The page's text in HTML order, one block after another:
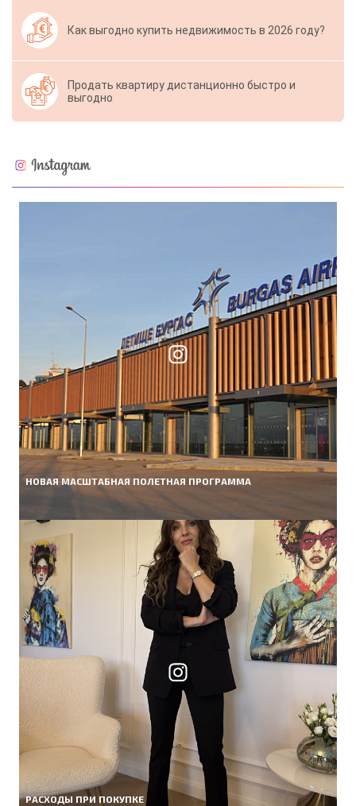
Как выгодно купить недвижимость в 2026 году?
Продать квартиру дистанционно быстро и
выгодно
НОВАЯ МАСШТАБНАЯ ПОЛЕТНАЯ ПРОГРАММА
РАСХОДЫ ПРИ ПОКУПКЕ